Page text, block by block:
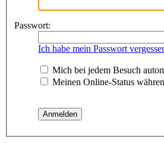
Passwort:
Ich habe mein Passwort
Mich bei jedem Besuch
Meinen Online-Status